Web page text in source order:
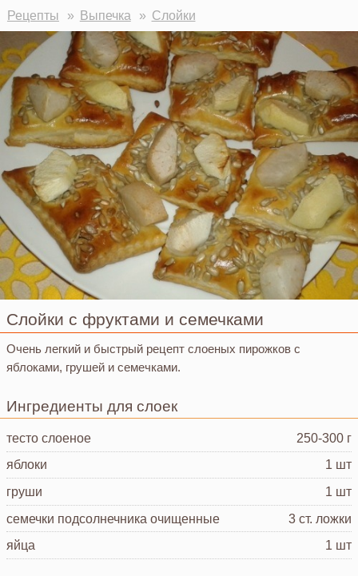
Рецепты Выпечка Слойки
Слойки с фруктами и семечками
Очень легкий и быстрый рецепт слоеных пирожков с
яблоками, грушей и семечками.
Ингредиенты для слоек
тесто слоеное
250-300 г
яблоки
1 шт
груши
1 шт
семечки подсолнечника очищенные
3 ст. ложки
яйца
1 шт